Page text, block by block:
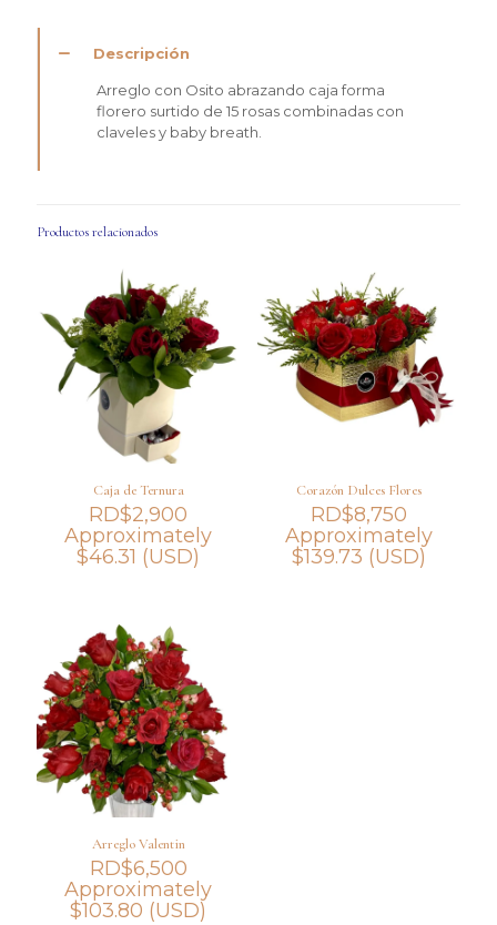
Descripción
Arreglo con Osito abrazando caja forma
florero surtido de 15 rosas combinadas con
claveles y baby breath.
Productos relacionados
Caja de Ternura
RD$2,900
Approximately
$46.31 (USD)
Corazón Dulces Flores
RD$8,750
Approximately
$139.73 (USD)
Arreglo Valentin
RD$6,500
Approximately
$103.80 (USD)